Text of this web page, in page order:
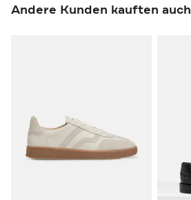
Andere Kunden kauften auch